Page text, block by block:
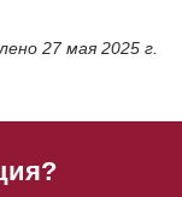
27 мая 2025 г.